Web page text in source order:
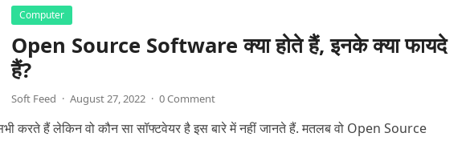
Computer
Open Source Software क्या होते हैं, इनके क्या फायदे
हैं?
Soft Feed · August 27, 2022 · 0 Comment
करते हैं लेकिन वो कौन सा सॉफ्टवेयर है इस बारे में नहीं जानते हैं. मतलब वो Open Source